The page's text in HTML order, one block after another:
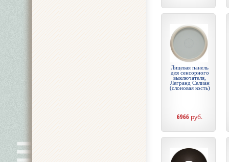
Лицевая панель
для сенсорного
выключателя,
Легранд Селиан
(слоновая кость)
6966 руб.